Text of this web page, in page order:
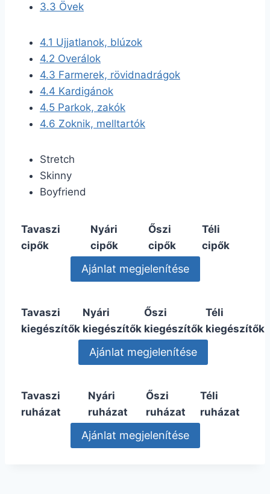
3.3 Övek
4.1 Ujjatlanok, blúzok
4.2 Overálok
4.3 Farmerek, rövidnadrágok
4.4 Kardigánok
4.5 Parkok, zakók
4.6 Zoknik, melltartók
Stretch
Skinny
Boyfriend
Tavaszi
cipők
Nyári
cipők
Őszi
cipők
Téli
cipők
Tavaszi
kiegészítők
Nyári
kiegészítők
Őszi
kiegészítők
Téli
kiegészítők
Tavaszi
ruházat
Nyári
ruházat
Őszi
ruházat
Téli
ruházat